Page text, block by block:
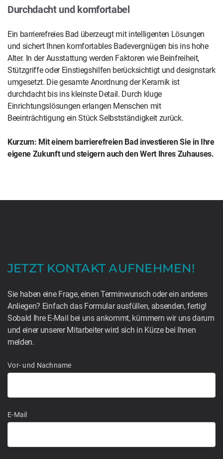
Durchdacht und komfortabel
Ein barrierefreies Bad überzeugt mit intelligenten Lösungen
und sichert Ihnen komfortables Badevergnügen bis ins hohe
Alter. In der Ausstattung werden Faktoren wie Beinfreiheit,
Stützgriffe oder Einstiegshilfen berücksichtigt und designstark
umgesetzt. Die gesamte Anordnung der Keramik ist
durchdacht bis ins kleinste Detail. Durch kluge
Einrichtungslösungen erlangen Menschen mit
Beeinträchtigung ein Stück Selbstständigkeit zurück.
Kurzum: Mit einem barrierefreien Bad investieren Sie in Ihre
eigene Zukunft und steigern auch den Wert Ihres Zuhauses.
JETZT KONTAKT AUFNEHMEN!
Sie haben eine Frage, einen Terminwunsch oder ein anderes
Anliegen? Einfach das Formular ausfüllen, absenden, fertig!
Sobald Ihre E-Mail bei uns ankommt, kümmern wir uns darum
und einer unserer Mitarbeiter wird sich in Kürze bei Ihnen
melden.
Vor- und Nachname
E-Mail